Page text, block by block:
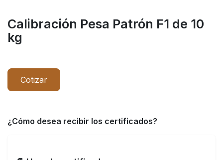
Calibración Pesa Patrón F1 de 10
kg
Cotizar
¿Cómo desea recibir los certificados?